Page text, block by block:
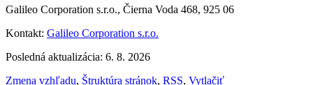
Galileo Corporation s.r.o., Čierna Voda 468, 925 06
Kontakt: Galileo Corporation s.r.o.
Posledná aktualizácia: 6. 8. 2026
Zmena vzhľadu, Štruktúra stránok, RSS, Vytlačiť